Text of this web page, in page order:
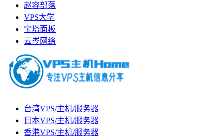
赵容部落
VPS大学
宝塔面板
云岑网络
台湾VPS/主机/服务器
日本VPS/主机/服务器
香港VPS/主机/服务器